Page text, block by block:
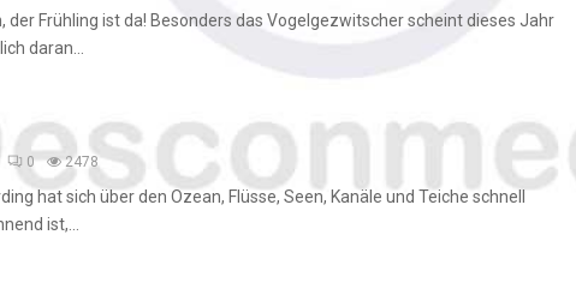
Frühling ist da! Besonders das Vogelgezwitscher scheint dieses Jahr
daran...
0 2478
hat sich über den Ozean, Flüsse, Seen, Kanäle und Teiche schnell
ist,...